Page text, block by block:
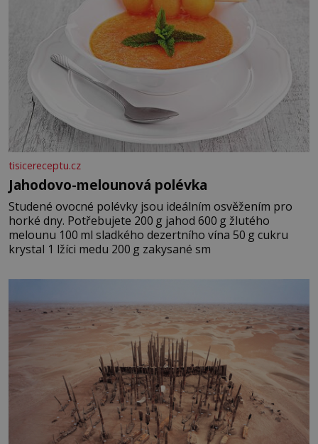
tisicereceptu.cz
Jahodovo-melounová polévka
Studené ovocné polévky jsou ideálním osvěžením pro
horké dny. Potřebujete 200 g jahod 600 g žlutého
melounu 100 ml sladkého dezertního vína 50 g cukru
krystal 1 lžíci medu 200 g zakysané sm